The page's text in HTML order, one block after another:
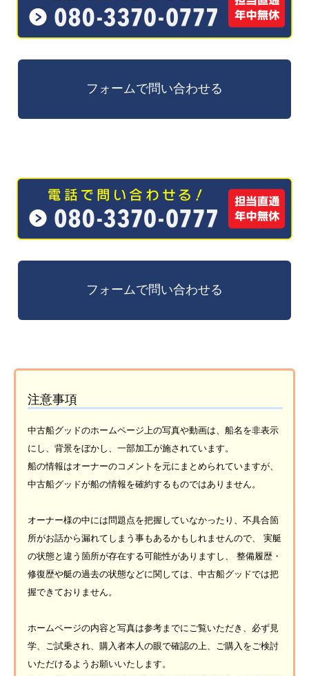
注意事項
中古船グッドのホームページ上の写真や動画は、船名を非表示
にし、背景をぼかし、一部加工が施されています。
船の情報はオーナーのコメントを元にまとめられていますが、
中古船グッドが船の情報を確約するものではありません。
オーナー様の中には問題点を把握していなかったり、不具合箇
所がお話から漏れてしまう事もあるかもしれませんので、 実艇
の状態と違う箇所が存在する可能性がありますし、 整備履歴・
修復歴や艇の過去の状態などに関しては、中古船グッドでは把
握できておりません。
ホームページの内容と写真は参考までにご覧いただき、必ず見
学、ご試乗され、購入者本人の眼で確認の上、ご購入をご検討
いただけるようお願いいたします。